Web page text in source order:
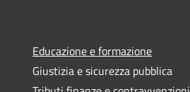
Educazione e formazione
Giustizia e sicurezza pubblica